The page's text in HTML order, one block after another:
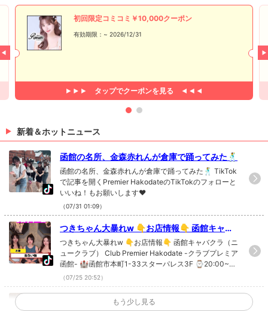
初回限定コミコミ￥10,000クーポン
有効期限：~ 2026/12/31
タップでクーポンを見る
新着＆ホットニュース
函館の名所、金森赤れんが倉庫で踊ってみた🕺
函館の名所、金森赤れんが倉庫で踊ってみた🕺 TikTok
で記事を開くPremier HakodateのTikTokのフォローと
いいね！もお願いします❤
（07/31 01:09）
つきちゃん大暴れw 👇お店情報👇 函館キャバ
クラ（ニュークラブ） Club Premier Hakodat
e -クラブプレミア函館- 🏰函館市本町1-33ス
ターパレス3F ⌚20:00~LAST 📞0138-85-8
192
つきちゃん大暴れw 👇お店情報👇 函館キャバクラ（ニ
ュークラブ） Club Premier Hakodate -クラブプレミア
函館- 🏰函館市本町1-33スターパレス3F ⌚20:00~L
AST 📞0138-85-8192 TikTokで記事を開くPremier H
akodateのTikTokのフォローといいね！もお願いしま
す❤
（07/25 20:52）
対称的な2人です☺ 👇お店情報👇 函館キャバ
クラ（ニュークラブ） Club Premier Hakodat
対称的な2人です☺ 👇お店情報👇 函館キャバクラ（ニ
もう少し見る